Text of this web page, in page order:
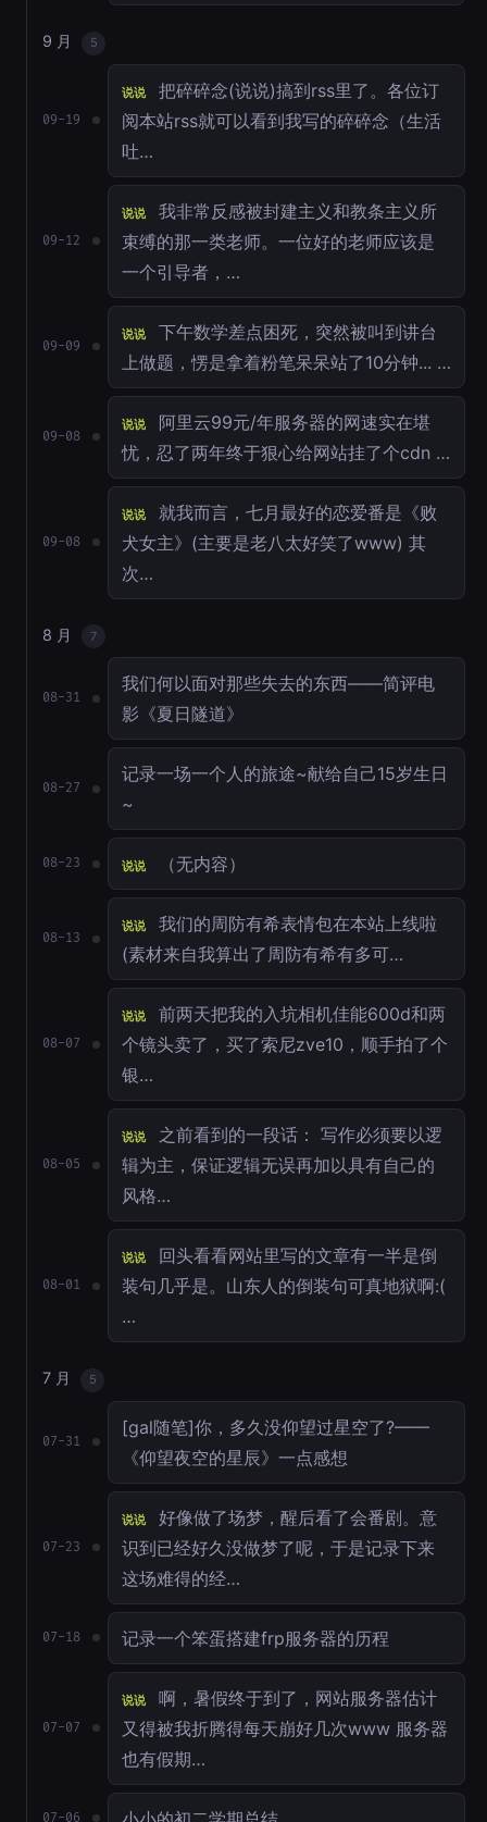
9 月 5
09-19
说说
把碎碎念(说说)搞到rss里了。各位订
阅本站rss就可以看到我写的碎碎念（生活
吐…
09-12
说说
我非常反感被封建主义和教条主义所
束缚的那一类老师。一位好的老师应该是
一个引导者，…
09-09
说说
下午数学差点困死，突然被叫到讲台
上做题，愣是拿着粉笔呆呆站了10分钟... …
09-08
说说
阿里云99元/年服务器的网速实在堪
忧，忍了两年终于狠心给网站挂了个cdn …
09-08
说说
就我而言，七月最好的恋爱番是《败
犬女主》(主要是老八太好笑了www) 其
次…
8 月 7
08-31
我们何以面对那些失去的东西——简评电
影《夏日隧道》
08-27
记录一场一个人的旅途~献给自己15岁生日
~
08-23 说说 （无内容）
08-13
说说
我们的周防有希表情包在本站上线啦
(素材来自我算出了周防有希有多可…
08-07
说说
前两天把我的入坑相机佳能600d和两
个镜头卖了，买了索尼zve10，顺手拍了个
银…
08-05
说说
之前看到的一段话： 写作必须要以逻
辑为主，保证逻辑无误再加以具有自己的
风格…
08-01
说说
回头看看网站里写的文章有一半是倒
装句几乎是。山东人的倒装句可真地狱啊:(
…
7 月 5
07-31
[gal随笔]你，多久没仰望过星空了?——
《仰望夜空的星辰》一点感想
07-23
说说
好像做了场梦，醒后看了会番剧。意
识到已经好久没做梦了呢，于是记录下来
这场难得的经…
07-18 记录一个笨蛋搭建frp服务器的历程
07-07
说说
啊，暑假终于到了，网站服务器估计
又得被我折腾得每天崩好几次www 服务器
也有假期…
07-06